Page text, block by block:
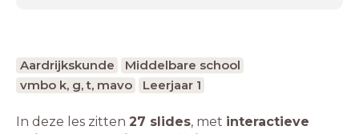
Aardrijkskunde
Middelbare school
vmbo k, g, t, mavo
Leerjaar 1
In deze les zitten 27 slides, met interactieve